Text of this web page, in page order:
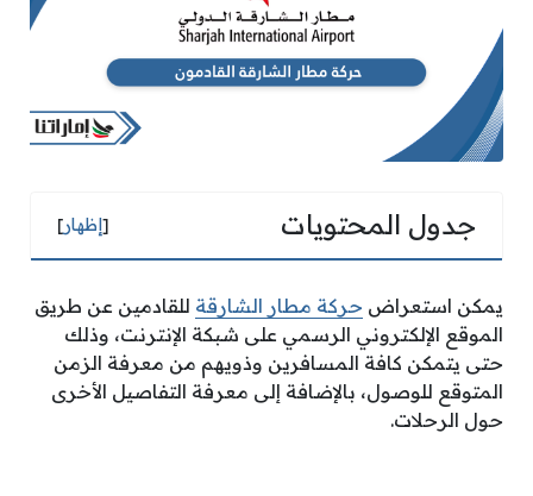
جدول المحتويات [إظهار]
يمكن استعراض حركة مطار الشارقة للقادمين عن طريق
الموقع الإلكتروني الرسمي على شبكة الإنترنت، وذلك
حتى يتمكن كافة المسافرين وذويهم من معرفة الزمن
المتوقع للوصول، بالإضافة إلى معرفة التفاصيل الأخرى
حول الرحلات.